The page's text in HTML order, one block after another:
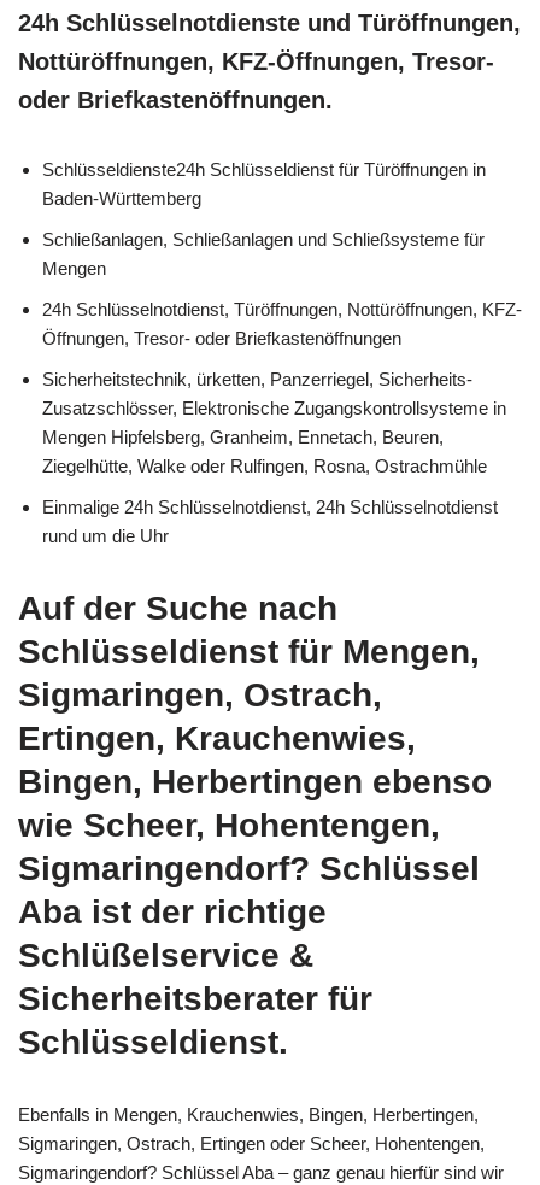
24h Schlüsselnotdienste und Türöffnungen,
Nottüröffnungen, KFZ-Öffnungen, Tresor-
oder Briefkastenöffnungen.
Schlüsseldienste24h Schlüsseldienst für Türöffnungen in
Baden-Württemberg
Schließanlagen, Schließanlagen und Schließsysteme für
Mengen
24h Schlüsselnotdienst, Türöffnungen, Nottüröffnungen, KFZ-
Öffnungen, Tresor- oder Briefkastenöffnungen
Sicherheitstechnik, ürketten, Panzerriegel, Sicherheits-
Zusatzschlösser, Elektronische Zugangskontrollsysteme in
Mengen Hipfelsberg, Granheim, Ennetach, Beuren,
Ziegelhütte, Walke oder Rulfingen, Rosna, Ostrachmühle
Einmalige 24h Schlüsselnotdienst, 24h Schlüsselnotdienst
rund um die Uhr
Auf der Suche nach
Schlüsseldienst für Mengen,
Sigmaringen, Ostrach,
Ertingen, Krauchenwies,
Bingen, Herbertingen ebenso
wie Scheer, Hohentengen,
Sigmaringendorf? Schlüssel
Aba ist der richtige
Schlüßelservice &
Sicherheitsberater für
Schlüsseldienst.
Ebenfalls in Mengen, Krauchenwies, Bingen, Herbertingen,
Sigmaringen, Ostrach, Ertingen oder Scheer, Hohentengen,
Sigmaringendorf? Schlüssel Aba – ganz genau hierfür sind wir